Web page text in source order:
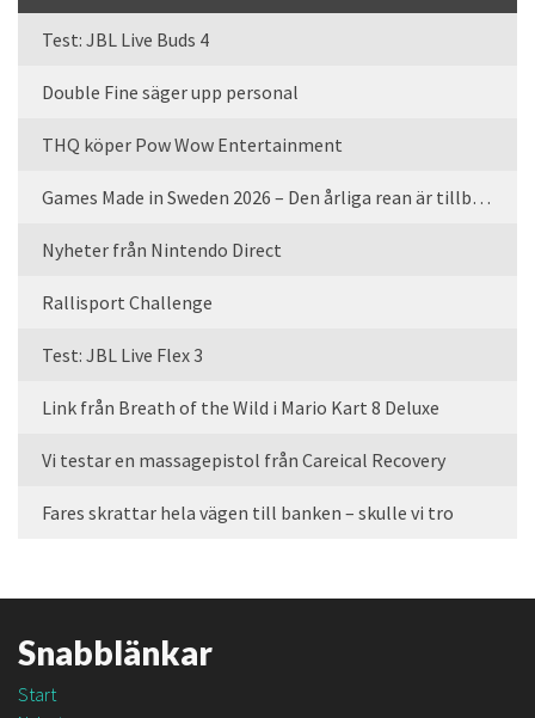
Test: JBL Live Buds 4
Double Fine säger upp personal
THQ köper Pow Wow Entertainment
Games Made in Sweden 2026 – Den årliga rean är tillbaka
Nyheter från Nintendo Direct
Rallisport Challenge
Test: JBL Live Flex 3
Link från Breath of the Wild i Mario Kart 8 Deluxe
Vi testar en massagepistol från Careical Recovery
Fares skrattar hela vägen till banken – skulle vi tro
Snabblänkar
Start